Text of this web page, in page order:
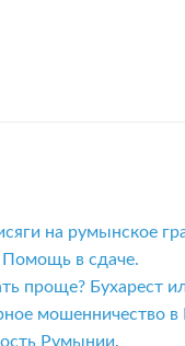
на румынское
Помощь в сдаче.
проще? Бухарест
мошенничество в
Румынии.